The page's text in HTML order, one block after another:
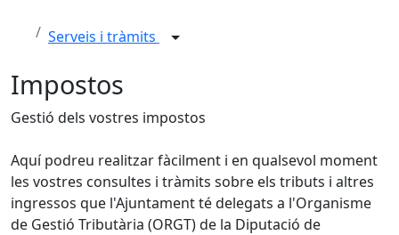
Serveis i tràmits
Impostos
Gestió dels vostres impostos
Aquí podreu realitzar fàcilment i en qualsevol moment
les vostres consultes i tràmits sobre els tributs i altres
ingressos que l'Ajuntament té delegats a l'Organisme
de Gestió Tributària (ORGT) de la Diputació de